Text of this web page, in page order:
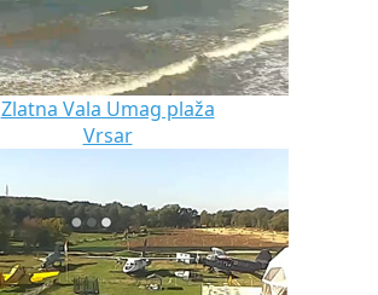
Zlatna Vala Umag plaža
Vrsar